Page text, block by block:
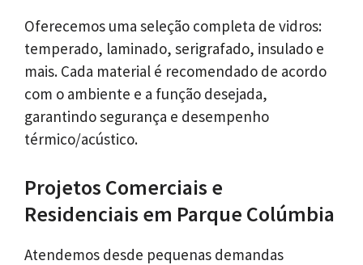
Oferecemos uma seleção completa de vidros:
temperado, laminado, serigrafado, insulado e
mais. Cada material é recomendado de acordo
com o ambiente e a função desejada,
garantindo segurança e desempenho
térmico/acústico.
Projetos Comerciais e
Residenciais em Parque Colúmbia
Atendemos desde pequenas demandas